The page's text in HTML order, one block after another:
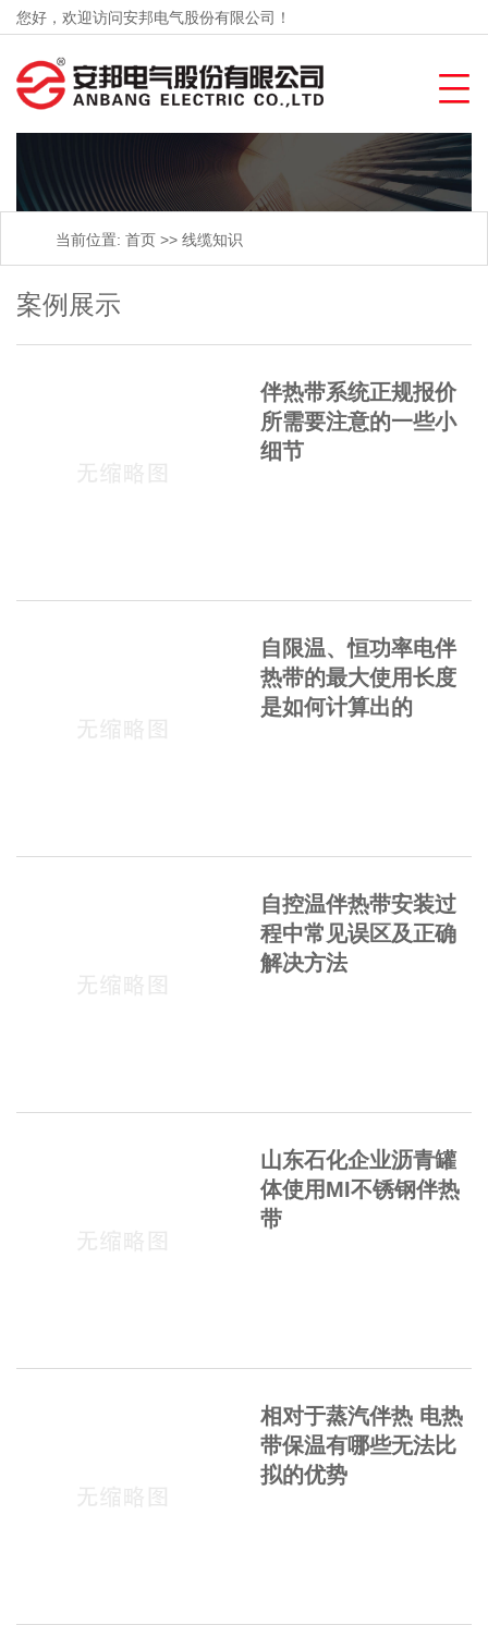
您好，欢迎访问安邦电气股份有限公司！
当前位置: 首页 >> 线缆知识
案例展示
伴热带系统正规报价
所需要注意的一些小
细节
自限温、恒功率电伴
热带的最大使用长度
是如何计算出的
自控温伴热带安装过
程中常见误区及正确
解决方法
山东石化企业沥青罐
体使用MI不锈钢伴热
带
相对于蒸汽伴热 电热
带保温有哪些无法比
拟的优势